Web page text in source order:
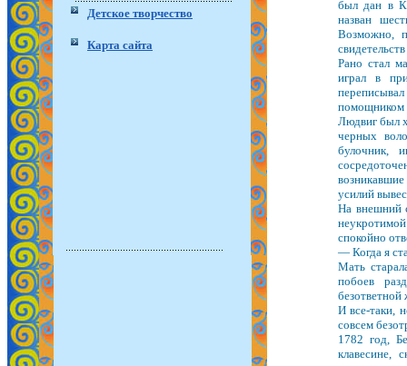
Детское творчество
Карта сайта
был дан в
назван
Возможно,
Рано стал
играл в
помощником
Людвиг был
черных
булочник,
усилий
На внешний
спокойно
— Когда я
Мать
побоев
И все-таки,
совсем
1782 год,
клавесине,